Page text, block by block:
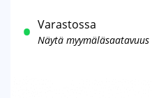
Varastossa
Näytä myymäläsaatavuus